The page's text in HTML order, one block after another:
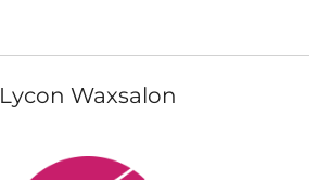
Lycon Waxsalon